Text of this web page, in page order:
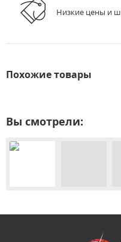
Низкие цены и
Похожие товары
Вы смотрели: